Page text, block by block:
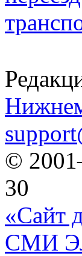
©
30
«Сайт
СМИ